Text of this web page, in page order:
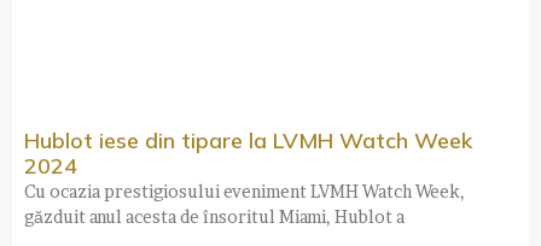
Hublot iese din tipare la LVMH Watch Week
2024
Cu ocazia prestigiosului eveniment LVMH Watch Week,
găzduit anul acesta de însoritul Miami, Hublot a